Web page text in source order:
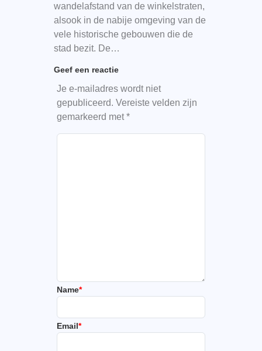
wandelafstand van de winkelstraten,
alsook in de nabije omgeving van de
vele historische gebouwen die de
stad bezit. De…
Geef een reactie
Je e-mailadres wordt niet
gepubliceerd. Vereiste velden zijn
gemarkeerd met*
Name*
Email*